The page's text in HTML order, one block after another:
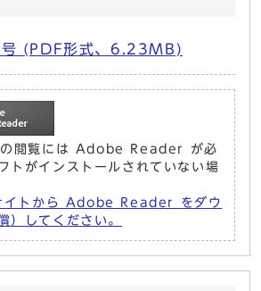
号 (PDF形式、6.23MB)
の閲覧には Adobe Reader が必
トがインストールされていない場
イトから Adobe Reader をダウ
）してください。